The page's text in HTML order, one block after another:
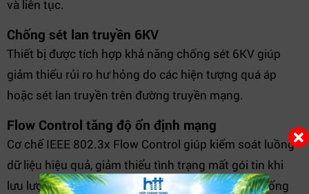
và liên tục.
Chống sét lan truyền 6KV
Thiết bị được tích hợp khả năng chống sét 6KV giúp
giảm thiểu rủi ro hư hỏng do các hiện tượng quá áp
hoặc sét lan truyền trên đường truyền mạng.
Flow Control tăng độ ổn định mạng
Cơ chế IEEE 802.3x Flow Control giúp kiểm soát luồng
dữ liệu hiệu quả, giảm thiểu tình trạng mất gói tin khi
lưu lượng mạng tăng cao, đặc biệt trong các hệ thống